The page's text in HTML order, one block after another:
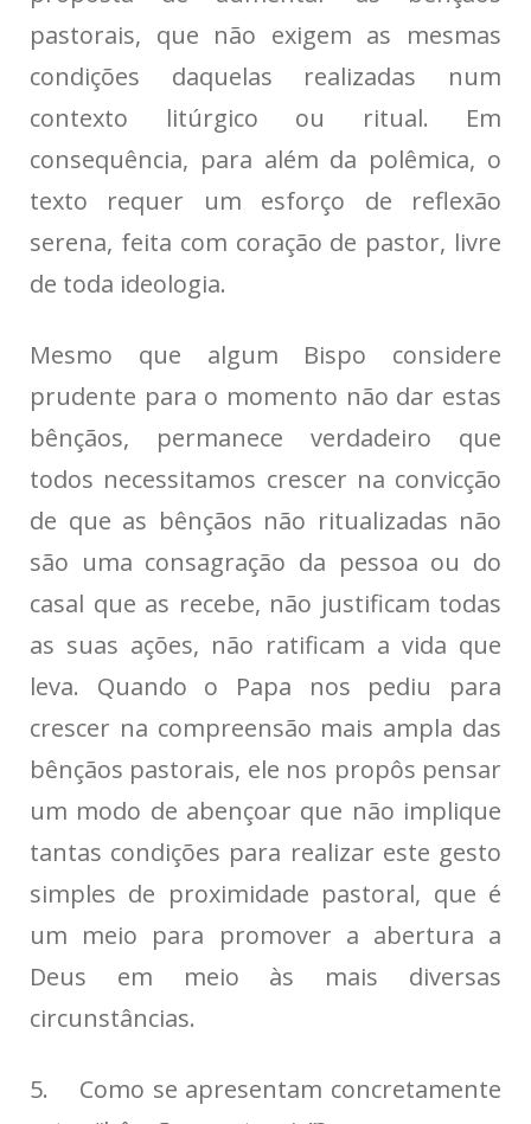
pastorais, que não exigem as mesmas
condições daquelas realizadas num
contexto litúrgico ou ritual. Em
consequência, para além da polêmica, o
texto requer um esforço de reflexão
serena, feita com coração de pastor, livre
de toda ideologia.
Mesmo que algum Bispo considere
prudente para o momento não dar estas
bênçãos, permanece verdadeiro que
todos necessitamos crescer na convicção
de que as bênçãos não ritualizadas não
são uma consagração da pessoa ou do
casal que as recebe, não justificam todas
as suas ações, não ratificam a vida que
leva. Quando o Papa nos pediu para
crescer na compreensão mais ampla das
bênçãos pastorais, ele nos propôs pensar
um modo de abençoar que não implique
tantas condições para realizar este gesto
simples de proximidade pastoral, que é
um meio para promover a abertura a
Deus em meio às mais diversas
circunstâncias.
5. Como se apresentam concretamente